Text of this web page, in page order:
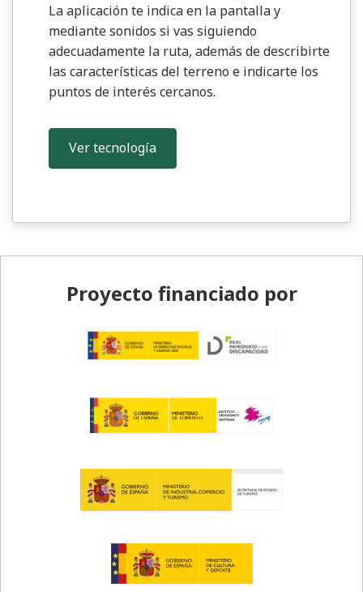
La aplicación te indica en la pantalla y
mediante sonidos si vas siguiendo
adecuadamente la ruta, además de describirte
las características del terreno e indicarte los
puntos de interés cercanos.
Ver tecnología
Proyecto financiado por